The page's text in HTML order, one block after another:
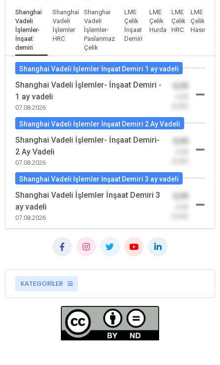
Shanghai
Vadeli
İşlemler-
İnşaat
demiri
Shanghai
Vadeli
İşlemler
HRC
Shanghai
Vadeli
İşlemler-
Paslanmaz
Çelik
LME
Çelik
İnşaat
Demiri
LME
Çelik
Hurda
LME
Çelik
HRC
LME
Çelik
Hasır
Shanghai Vadeli İşlemler İnşaat Demiri 1 ay vadeli
Shanghai Vadeli İşlemler- İnşaat Demiri -
1 ay vadeli
07.08.2026
Shanghai Vadeli İşlemler İnşaat Demiri 2 Ay Vadeli
Shanghai Vadeli İşlemler- İnşaat Demiri-
2 Ay Vadeli
07.08.2026
Shanghai Vadeli İşlemler İnşaat Demiri 3 ay vadeli
Shanghai Vadeli İşlemler İnşaat Demiri 3
ay vadeli
07.08.2026
KATEGORİLER